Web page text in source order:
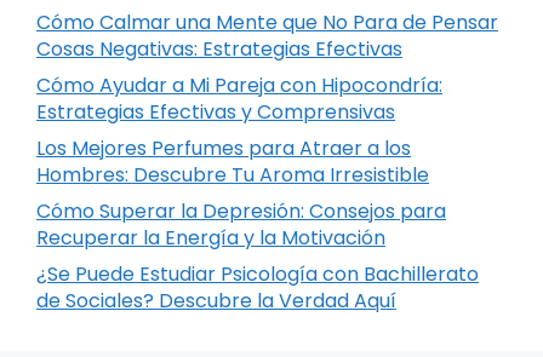
Cómo Calmar una Mente que No Para de Pensar
Cosas Negativas: Estrategias Efectivas
Cómo Ayudar a Mi Pareja con Hipocondría:
Estrategias Efectivas y Comprensivas
Los Mejores Perfumes para Atraer a los
Hombres: Descubre Tu Aroma Irresistible
Cómo Superar la Depresión: Consejos para
Recuperar la Energía y la Motivación
¿Se Puede Estudiar Psicología con Bachillerato
de Sociales? Descubre la Verdad Aquí